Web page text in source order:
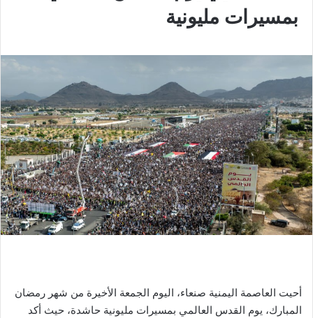
بمسيرات مليونية
أحيت العاصمة اليمنية صنعاء، اليوم الجمعة الأخيرة من شهر رمضان
المبارك، يوم القدس العالمي بمسيرات مليونية حاشدة، حيث أكد